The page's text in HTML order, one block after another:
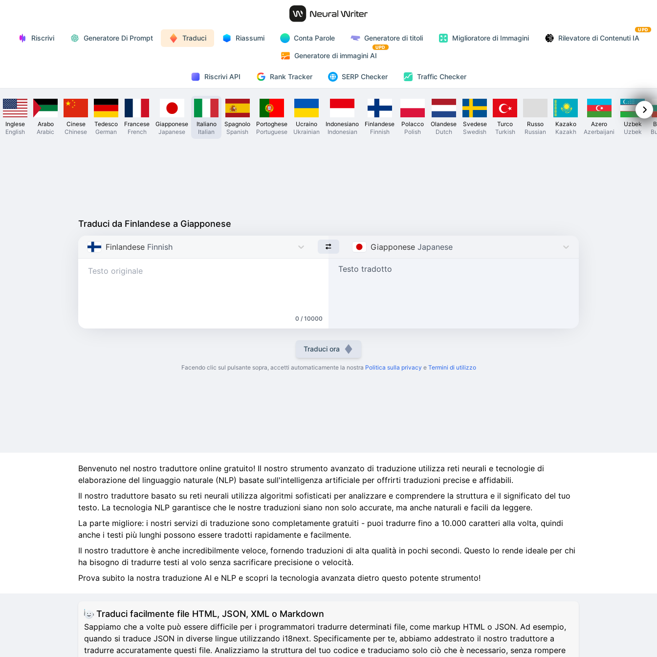
Riscrivi Generatore Di Prompt Traduci Riassumi Conta Parole Generatore di titoli Miglioratore di Immagini Rilevatore di Contenuti IA
UPD
Generatore di immagini AI
UPD
Riscrivi API Rank Tracker SERP Checker Traffic Checker
Inglese
English
Arabo
Arabic
Cinese
Chinese
Tedesco
German
Francese
French
Giapponese
Japanese
Italiano
Italian
Spagnolo
Spanish
Portoghese
Portuguese
Ucraino
Ukrainian
Indonesiano
Indonesian
Finlandese
Finnish
Polacco
Polish
Olandese
Dutch
Svedese
Swedish
Turco
Turkish
Russo
Russian
Kazako
Kazakh
Azero
Azerbaijani
Uzbek
Uzbek
Traduci da Finlandese a Giapponese
Finlandese Finnish Giapponese Japanese
0 / 10000
Testo tradotto
Traduci ora
Facendo clic sul pulsante sopra, accetti automaticamente la nostra Politica sulla privacy e Termini di utilizzo
Benvenuto nel nostro traduttore online gratuito! Il nostro strumento avanzato di traduzione utilizza reti neurali e tecnologie di
elaborazione del linguaggio naturale (NLP) basate sull'intelligenza artificiale per offrirti traduzioni precise e affidabili.
Il nostro traduttore basato su reti neurali utilizza algoritmi sofisticati per analizzare e comprendere la struttura e il significato del tuo
testo. La tecnologia NLP garantisce che le nostre traduzioni siano non solo accurate, ma anche naturali e facili da leggere.
La parte migliore: i nostri servizi di traduzione sono completamente gratuiti - puoi tradurre fino a 10.000 caratteri alla volta, quindi
anche i testi più lunghi possono essere tradotti rapidamente e facilmente.
Il nostro traduttore è anche incredibilmente veloce, fornendo traduzioni di alta qualità in pochi secondi. Questo lo rende ideale per chi
ha bisogno di tradurre testi al volo senza sacrificare precisione o velocità.
Prova subito la nostra traduzione AI e NLP e scopri la tecnologia avanzata dietro questo potente strumento!
Traduci facilmente file HTML, JSON, XML o Markdown
Sappiamo che a volte può essere difficile per i programmatori tradurre determinati file, come markup HTML o JSON. Ad esempio,
quando si traduce JSON in diverse lingue utilizzando i18next. Specificamente per te, abbiamo addestrato il nostro traduttore a
tradurre accuratamente questi file. Analizziamo la struttura del tuo codice e traduciamo solo ciò che è necessario, senza rompere